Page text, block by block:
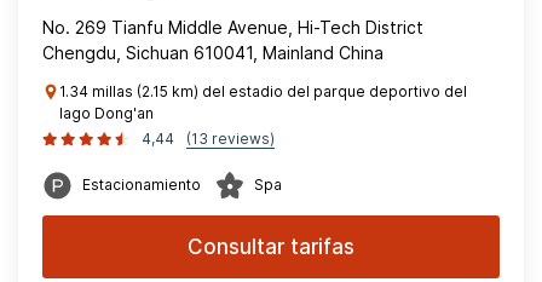
No. 269 Tianfu Middle Avenue, Hi-Tech District
Chengdu, Sichuan 610041, Mainland China
1.34 millas (2.15 km) del estadio del parque deportivo del
lago Dong'an
4,44
(13 reviews)
Estacionamiento Spa
Consultar tarifas